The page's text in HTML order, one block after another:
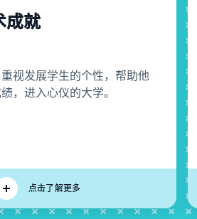
成就
视发展学生的个性，帮助他
，进入心仪的大学。
点击了解更多